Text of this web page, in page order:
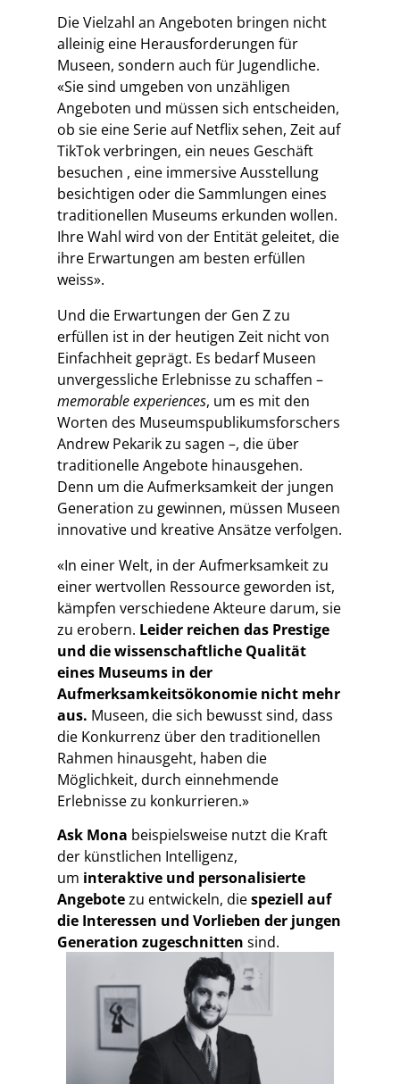
Die Vielzahl an Angeboten bringen nicht
alleinig eine Herausforderungen für
Museen, sondern auch für Jugendliche.
«Sie sind umgeben von unzähligen
Angeboten und müssen sich entscheiden,
ob sie eine Serie auf Netflix sehen, Zeit auf
TikTok verbringen, ein neues Geschäft
besuchen , eine immersive Ausstellung
besichtigen oder die Sammlungen eines
traditionellen Museums erkunden wollen.
Ihre Wahl wird von der Entität geleitet, die
ihre Erwartungen am besten erfüllen
weiss».
Und die Erwartungen der Gen Z zu
erfüllen ist in der heutigen Zeit nicht von
Einfachheit geprägt. Es bedarf Museen
unvergessliche Erlebnisse zu schaffen –
memorable experiences, um es mit den
Worten des Museumspublikumsforschers
Andrew Pekarik zu sagen –, die über
traditionelle Angebote hinausgehen.
Denn um die Aufmerksamkeit der jungen
Generation zu gewinnen, müssen Museen
innovative und kreative Ansätze verfolgen.
«In einer Welt, in der Aufmerksamkeit zu
einer wertvollen Ressource geworden ist,
kämpfen verschiedene Akteure darum, sie
zu erobern. Leider reichen das Prestige
und die wissenschaftliche Qualität
eines Museums in der
Aufmerksamkeitsökonomie nicht mehr
aus. Museen, die sich bewusst sind, dass
die Konkurrenz über den traditionellen
Rahmen hinausgeht, haben die
Möglichkeit, durch einnehmende
Erlebnisse zu konkurrieren.»
Ask Mona beispielsweise nutzt die Kraft
der künstlichen Intelligenz,
um interaktive und personalisierte
Angebotezu entwickeln, diespeziell auf
die Interessen und Vorlieben der jungen
Generation zugeschnitten sind.